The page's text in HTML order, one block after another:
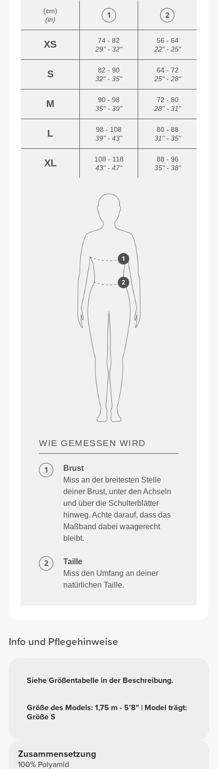
(cm)
(in)
XS
74 - 82
29" - 32"
56 - 64
22" - 25"
S
82 - 90
32" - 35"
64 - 72
25" - 28"
M
90 - 98
35" - 39"
72 - 80
28" - 31"
L
98 - 108
39" - 43"
80 - 88
31" - 35"
XL
108 - 118
43" - 47"
88 - 96
35" - 38"
WIE GEMESSEN WIRD
Brust
Miss an der breitesten Stelle
deiner Brust, unter den Achseln
und über die Schulterblätter
hinweg. Achte darauf, dass das
Maßband dabei waagerecht
bleibt.
Taille
Miss den Umfang an deiner
natürlichen Taille.
Info und Pflegehinweise
Größe des Models: 1,75 m - 5’8" | Model trägt:
Größe S
Siehe Größentabelle in der Beschreibung.
Zusammensetzung
100% Polyamid